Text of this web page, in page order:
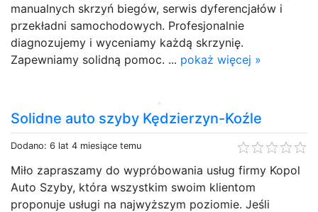
manualnych skrzyń biegów, serwis dyferencjałów i
przekładni samochodowych. Profesjonalnie
diagnozujemy i wyceniamy każdą skrzynię.
Zapewniamy solidną pomoc. ... pokaż więcej »
Solidne auto szyby Kędzierzyn-Koźle
Dodano: 6 lat 4 miesiące temu
Miło zapraszamy do wypróbowania usług firmy Kopol
Auto Szyby, która wszystkim swoim klientom
proponuje usługi na najwyższym poziomie. Jeśli